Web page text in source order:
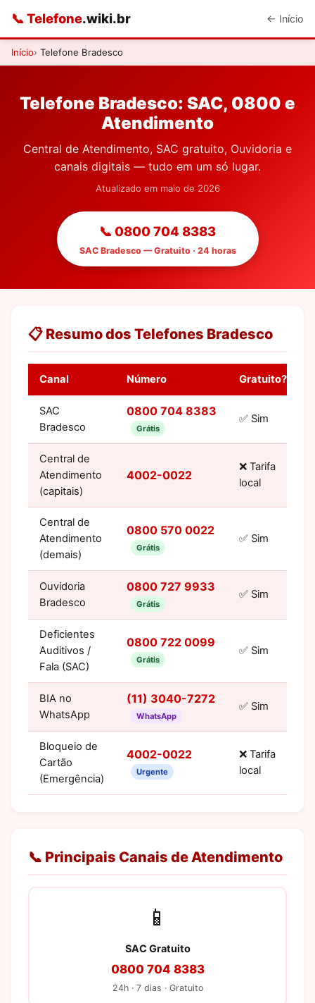
📞 Telefone.wiki.br ← Início
Início Telefone Bradesco
Telefone Bradesco: SAC, 0800 e
Atendimento
Central de Atendimento, SAC gratuito, Ouvidoria e
canais digitais — tudo em um só lugar.
Atualizado em maio de 2026
📞 0800 704 8383
SAC Bradesco — Gratuito · 24 horas
📋 Resumo dos Telefones Bradesco
Canal Número Gratuito?
SAC
Bradesco
0800 704 8383
Grátis
✅ Sim
Central de
Atendimento
(capitais)
4002-0022
❌ Tarifa
local
Central de
Atendimento
(demais)
0800 570 0022
Grátis
✅ Sim
Ouvidoria
Bradesco
0800 727 9933
Grátis
✅ Sim
Deficientes
Auditivos /
Fala (SAC)
0800 722 0099
Grátis
✅ Sim
BIA no
WhatsApp
(11) 3040-7272
WhatsApp
✅ Sim
Bloqueio de
Cartão
(Emergência)
4002-0022
Urgente
❌ Tarifa
local
📞 Principais Canais de Atendimento
📱
SAC Gratuito
0800 704 8383
24h · 7 dias · Gratuito